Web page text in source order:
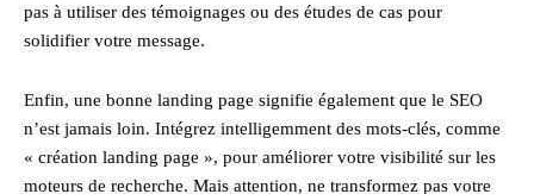
pas à utiliser des témoignages ou des études de cas pour
solidifier votre message.
Enfin, une bonne landing page signifie également que le SEO
n’est jamais loin. Intégrez intelligemment des mots-clés, comme
« création landing page », pour améliorer votre visibilité sur les
moteurs de recherche. Mais attention, ne transformez pas votre